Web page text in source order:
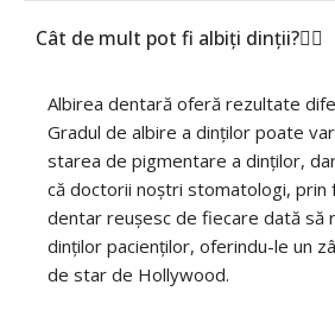
Cât de mult pot fi albiți dinții?
Albirea dentară oferă rezultate
Gradul de albire a dinților poate
starea de pigmentare a dinților,
că doctorii noștri stomatologi, prin
dentar reușesc de fiecare dată să
dinților pacienților, oferindu-le un
de star de Hollywood.